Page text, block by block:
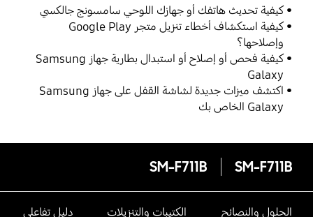
كيفية تحديث هاتفك أو جهازك اللوحي سامسونج جالكسي
كيفية استكشاف أخطاء تنزيل متجر Google Play
وإصلاحها؟
كيفية فحص أو إصلاح أو استبدال بطارية جهاز Samsung
Galaxy
اكتشف ميزات جديدة لشاشة القفل على جهاز Samsung
Galaxy الخاص بك
SM-F711B
SM-F711B
الحلول والنصائح الكتيبات والتنزيلات دليل تفاعلى